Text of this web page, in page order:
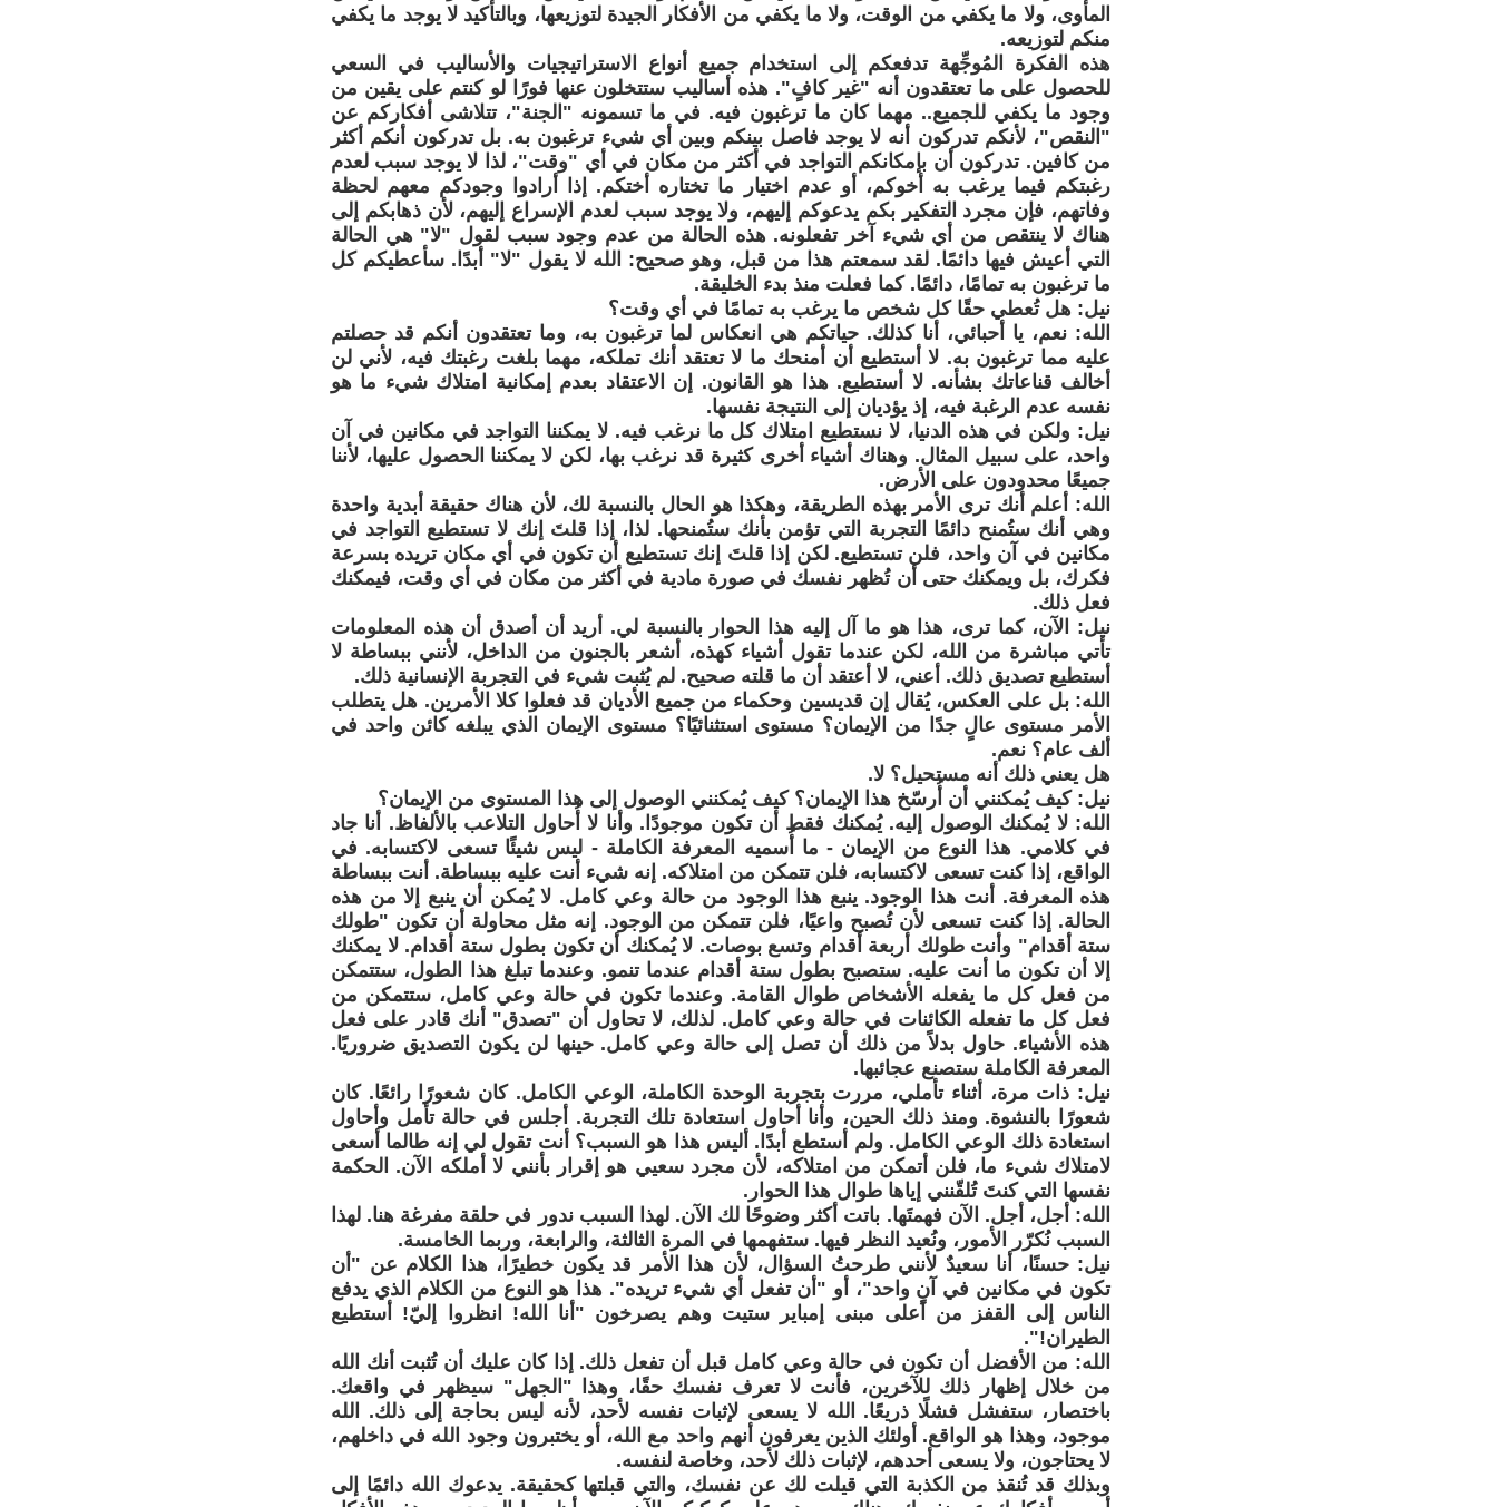
المأوى، ولا ما يكفي من الوقت، ولا ما يكفي من الأفكار الجيدة لتوزيعها، وبالتأكيد لا يوجد ما يكفي
منكم لتوزيعه.
هذه الفكرة المُوجِّهة تدفعكم إلى استخدام جميع أنواع الاستراتيجيات والأساليب في السعي
للحصول على ما تعتقدون أنه "غير كافٍ". هذه أساليب ستتخلون عنها فورًا لو كنتم على يقين من
وجود ما يكفي للجميع.. مهما كان ما ترغبون فيه. في ما تسمونه "الجنة"، تتلاشى أفكاركم عن
"النقص"، لأنكم تدركون أنه لا يوجد فاصل بينكم وبين أي شيء ترغبون به. بل تدركون أنكم أكثر
من كافين. تدركون أن بإمكانكم التواجد في أكثر من مكان في أي "وقت"، لذا لا يوجد سبب لعدم
رغبتكم فيما يرغب به أخوكم، أو عدم اختيار ما تختاره أختكم. إذا أرادوا وجودكم معهم لحظة
وفاتهم، فإن مجرد التفكير بكم يدعوكم إليهم، ولا يوجد سبب لعدم الإسراع إليهم، لأن ذهابكم إلى
هناك لا ينتقص من أي شيء آخر تفعلونه. هذه الحالة من عدم وجود سبب لقول "لا" هي الحالة
التي أعيش فيها دائمًا. لقد سمعتم هذا من قبل، وهو صحيح: الله لا يقول "لا" أبدًا. سأعطيكم كل
ما ترغبون به تمامًا، دائمًا. كما فعلت منذ بدء الخليقة.
نيل: هل تُعطي حقًا كل شخص ما يرغب به تمامًا في أي وقت؟
الله: نعم، يا أحبائي، أنا كذلك. حياتكم هي انعكاس لما ترغبون به، وما تعتقدون أنكم قد حصلتم
عليه مما ترغبون به. لا أستطيع أن أمنحك ما لا تعتقد أنك تملكه، مهما بلغت رغبتك فيه، لأني لن
أخالف قناعاتك بشأنه. لا أستطيع. هذا هو القانون. إن الاعتقاد بعدم إمكانية امتلاك شيء ما هو
نفسه عدم الرغبة فيه، إذ يؤديان إلى النتيجة نفسها.
نيل: ولكن في هذه الدنيا، لا نستطيع امتلاك كل ما نرغب فيه. لا يمكننا التواجد في مكانين في آن
واحد، على سبيل المثال. وهناك أشياء أخرى كثيرة قد نرغب بها، لكن لا يمكننا الحصول عليها، لأننا
جميعًا محدودون على الأرض.
الله: أعلم أنك ترى الأمر بهذه الطريقة، وهكذا هو الحال بالنسبة لك، لأن هناك حقيقة أبدية واحدة
وهي أنك ستُمنح دائمًا التجربة التي تؤمن بأنك ستُمنحها. لذا، إذا قلتَ إنك لا تستطيع التواجد في
مكانين في آن واحد، فلن تستطيع. لكن إذا قلتَ إنك تستطيع أن تكون في أي مكان تريده بسرعة
فكرك، بل ويمكنك حتى أن تُظهر نفسك في صورة مادية في أكثر من مكان في أي وقت، فيمكنك
فعل ذلك.
نيل: الآن، كما ترى، هذا هو ما آل إليه هذا الحوار بالنسبة لي. أريد أن أصدق أن هذه المعلومات
تأتي مباشرة من الله، لكن عندما تقول أشياء كهذه، أشعر بالجنون من الداخل، لأنني ببساطة لا
أستطيع تصديق ذلك. أعني، لا أعتقد أن ما قلته صحيح. لم يُثبت شيء في التجربة الإنسانية ذلك.
الله: بل على العكس، يُقال إن قديسين وحكماء من جميع الأديان قد فعلوا كلا الأمرين. هل يتطلب
الأمر مستوى عالٍ جدًا من الإيمان؟ مستوى استثنائيًا؟ مستوى الإيمان الذي يبلغه كائن واحد في
ألف عام؟ نعم.
هل يعني ذلك أنه مستحيل؟ لا.
نيل: كيف يُمكنني أن أُرسّخ هذا الإيمان؟ كيف يُمكنني الوصول إلى هذا المستوى من الإيمان؟
الله: لا يُمكنك الوصول إليه. يُمكنك فقط أن تكون موجودًا. وأنا لا أُحاول التلاعب بالألفاظ. أنا جاد
في كلامي. هذا النوع من الإيمان - ما أُسميه المعرفة الكاملة - ليس شيئًا تسعى لاكتسابه. في
الواقع، إذا كنت تسعى لاكتسابه، فلن تتمكن من امتلاكه. إنه شيء أنت عليه ببساطة. أنت ببساطة
هذه المعرفة. أنت هذا الوجود. ينبع هذا الوجود من حالة وعي كامل. لا يُمكن أن ينبع إلا من هذه
الحالة. إذا كنت تسعى لأن تُصبح واعيًا، فلن تتمكن من الوجود. إنه مثل محاولة أن تكون "طولك
ستة أقدام" وأنت طولك أربعة أقدام وتسع بوصات. لا يُمكنك أن تكون بطول ستة أقدام. لا يمكنك
إلا أن تكون ما أنت عليه. ستصبح بطول ستة أقدام عندما تنمو. وعندما تبلغ هذا الطول، ستتمكن
من فعل كل ما يفعله الأشخاص طوال القامة. وعندما تكون في حالة وعي كامل، ستتمكن من
فعل كل ما تفعله الكائنات في حالة وعي كامل. لذلك، لا تحاول أن "تصدق" أنك قادر على فعل
هذه الأشياء. حاول بدلاً من ذلك أن تصل إلى حالة وعي كامل. حينها لن يكون التصديق ضروريًا.
المعرفة الكاملة ستصنع عجائبها.
نيل: ذات مرة، أثناء تأملي، مررت بتجربة الوحدة الكاملة، الوعي الكامل. كان شعورًا رائعًا. كان
شعورًا بالنشوة. ومنذ ذلك الحين، وأنا أحاول استعادة تلك التجربة. أجلس في حالة تأمل وأحاول
استعادة ذلك الوعي الكامل. ولم أستطع أبدًا. أليس هذا هو السبب؟ أنت تقول لي إنه طالما أسعى
لامتلاك شيء ما، فلن أتمكن من امتلاكه، لأن مجرد سعيي هو إقرار بأنني لا أملكه الآن. الحكمة
نفسها التي كنتَ تُلقّنني إياها طوال هذا الحوار.
الله: أجل، أجل. الآن فهمتَها. باتت أكثر وضوحًا لك الآن. لهذا السبب ندور في حلقة مفرغة هنا. لهذا
السبب نُكرّر الأمور، ونُعيد النظر فيها. ستفهمها في المرة الثالثة، والرابعة، وربما الخامسة.
نيل: حسنًا، أنا سعيدٌ لأنني طرحتُ السؤال، لأن هذا الأمر قد يكون خطيرًا، هذا الكلام عن "أن
تكون في مكانين في آنٍ واحد"، أو "أن تفعل أي شيء تريده". هذا هو النوع من الكلام الذي يدفع
الناس إلى القفز من أعلى مبنى إمباير ستيت وهم يصرخون "أنا الله! انظروا إليّ! أستطيع
الطيران!".
الله: من الأفضل أن تكون في حالة وعي كامل قبل أن تفعل ذلك. إذا كان عليك أن تُثبت أنك الله
من خلال إظهار ذلك للآخرين، فأنت لا تعرف نفسك حقًا، وهذا "الجهل" سيظهر في واقعك.
باختصار، ستفشل فشلًا ذريعًا. الله لا يسعى لإثبات نفسه لأحد، لأنه ليس بحاجة إلى ذلك. الله
موجود، وهذا هو الواقع. أولئك الذين يعرفون أنهم واحد مع الله، أو يختبرون وجود الله في داخلهم،
لا يحتاجون، ولا يسعى أحدهم، لإثبات ذلك لأحد، وخاصة لنفسه.
وبذلك قد تُنقذ من الكذبة التي قيلت لك عن نفسك، والتي قبلتها كحقيقة. يدعوك الله دائمًا إلى